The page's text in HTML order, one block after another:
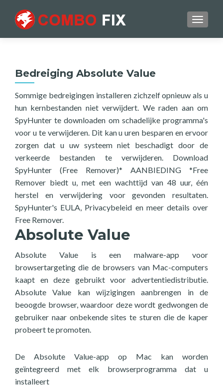
Bedreiging Absolute Value
Sommige bedreigingen installeren zichzelf opnieuw als u
hun kernbestanden niet verwijdert. We raden aan om
SpyHunter te downloaden om schadelijke programma's
voor u te verwijderen. Dit kan u uren besparen en ervoor
zorgen dat u uw systeem niet beschadigt door de
verkeerde bestanden te verwijderen. Download
SpyHunter (Free Remover)* AANBIEDING *Free
Remover biedt u, met een wachttijd van 48 uur, één
herstel en verwijdering voor gevonden resultaten.
SpyHunter's EULA, Privacybeleid en meer details over
Free Remover.
Absolute Value
Absolute Value is een malware-app voor
browsertargeting die de browsers van Mac-computers
kaapt en deze gebruikt voor advertentiedistributie.
Absolute Value kan wijzigingen aanbrengen in de
beoogde browser, waardoor deze wordt gedwongen de
gebruiker naar onbekende sites te sturen die de kaper
probeert te promoten.
De Absolute Value-app op Mac kan worden
geïntegreerd met elk browserprogramma dat u
installeert